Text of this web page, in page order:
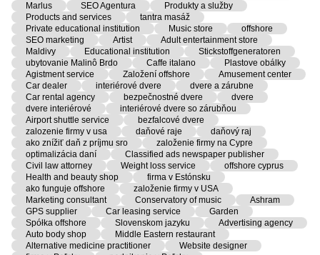
Marlus
SEO Agentura
Produkty a služby
Products and services
tantra masáž
Private educational institution
Music store
offshore
SEO marketing
Artist
Adult entertainment store
Maldivy
Educational institution
Stickstoffgeneratoren
ubytovanie Malinô Brdo
Caffe italano
Plastove obálky
Agistment service
Založení offshore
Amusement center
Car dealer
interiérové dvere
dvere a zárubne
Car rental agency
bezpečnostné dvere
dvere
dvere interiérové
interiérové dvere so zárubňou
Airport shuttle service
bezfalcové dvere
zalozenie firmy v usa
daňové raje
daňový raj
ako znížiť daň z príjmu sro
založenie firmy na Cypre
optimalizácia daní
Classified ads newspaper publisher
Civil law attorney
Weight loss service
offshore cyprus
Health and beauty shop
firma v Estónsku
ako funguje offshore
založenie firmy v USA
Marketing consultant
Conservatory of music
Ashram
GPS supplier
Car leasing service
Garden
Spółka offshore
Slovenskom jazyku
Advertising agency
Auto body shop
Middle Eastern restaurant
Alternative medicine practitioner
Website designer